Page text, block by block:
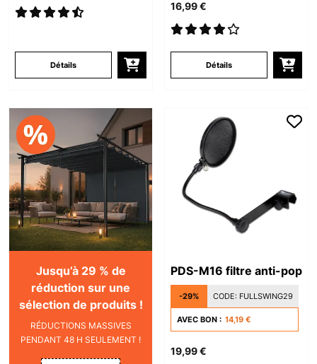
Détails
16,99 €
Détails
Jusqu’à 29 % de
réduction sur une
sélection de produits !
RÉDUCTIONS MASSIVES
PENDANT 48 H SEULEMENT !
PDS-M16 filtre anti-pop
-29% CODE: FULLSWING29
AVEC BON : 14,19 €
19,99 €